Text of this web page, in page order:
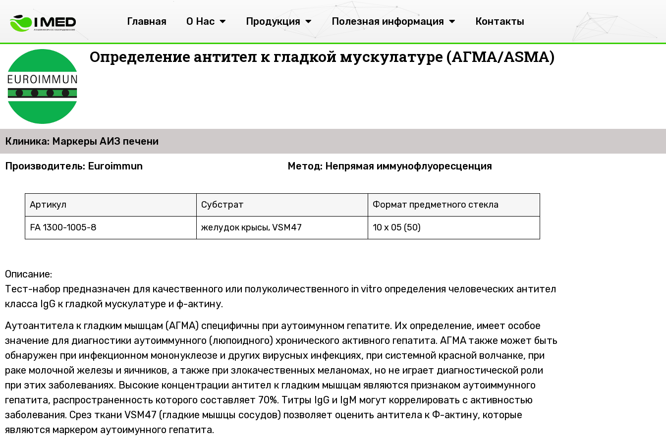
Главная О Нас Продукция Полезная информация Контакты
Определение антител к гладкой мускулатуре (АГМА/ASMA)
Клиника: Маркеры АИЗ печени
Производитель: Euroimmun Метод: Непрямая иммунофлуоресценция
Артикул Субстрат Формат предметного стекла
FA 1300-1005-8 желудок крысы, VSM47 10 х 05 (50)
Описание:
Тест-набор предназначен для качественного или полуколичественного in vitro определения человеческих антител
класса IgG к гладкой мускулатуре и ф-актину.
Аутоантитела к гладким мышцам (АГМА) специфичны при аутоимунном гепатите. Их определение, имеет особое
значение для диагностики аутоиммунного (люпоидного) хронического активного гепатита. AГMA также может быть
обнаружен при инфекционном мононуклеозе и других вирусных инфекциях, при системной красной волчанке, при
раке молочной железы и яичников, а также при злокачественных меланомах, но не играет диагностической роли
при этих заболеваниях. Высокие концентрации антител к гладким мышцам являются признаком аутоиммунного
гепатита, распространенность которого составляет 70%. Титры IgG и IgM могут коррелировать с активностью
заболевания. Срез ткани VSM47 (гладкие мышцы сосудов) позволяет оценить антитела к Ф-актину, которые
являются маркером аутоимунного гепатита.